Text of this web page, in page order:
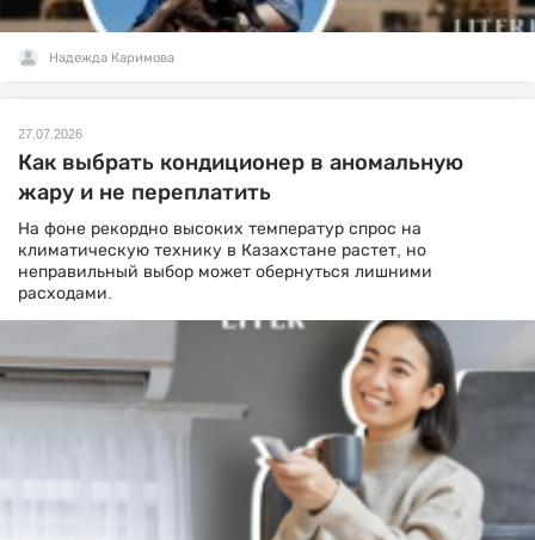
Надежда Каримова
27.07.2026
Как выбрать кондиционер в аномальную
жару и не переплатить
На фоне рекордно высоких температур спрос на
климатическую технику в Казахстане растет, но
неправильный выбор может обернуться лишними
расходами.